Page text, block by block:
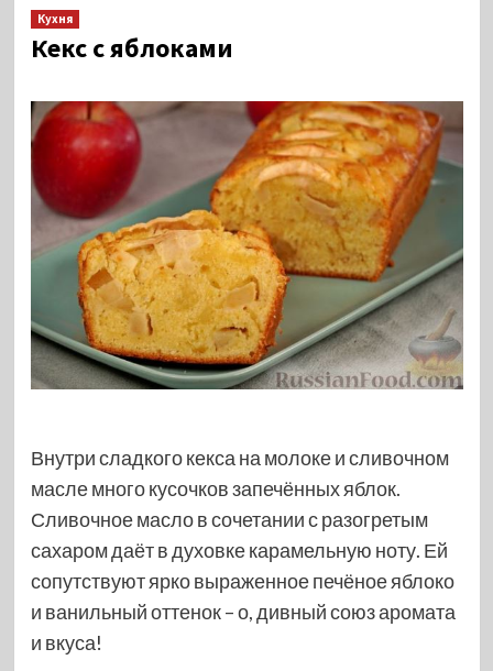
Кухня
Кекс с яблоками
Внутри сладкого кекса на молоке и сливочном
масле много кусочков запечённых яблок.
Сливочное масло в сочетании с разогретым
сахаром даёт в духовке карамельную ноту. Ей
сопутствуют ярко выраженное печёное яблоко
и ванильный оттенок – о, дивный союз аромата
и вкуса!